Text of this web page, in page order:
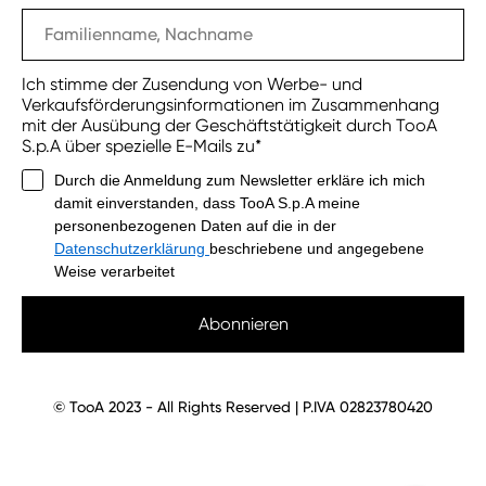
Ich stimme der Zusendung von Werbe- und
Verkaufsförderungsinformationen im Zusammenhang
mit der Ausübung der Geschäftstätigkeit durch TooA
S.p.A über spezielle E-Mails zu*
Durch die Anmeldung zum Newsletter erkläre ich mich
damit einverstanden, dass TooA S.p.A meine
personenbezogenen Daten auf die in der
Datenschutzerklärung beschriebene und angegebene
Weise verarbeitet
Abonnieren
© TooA 2023 - All Rights Reserved | P.IVA 02823780420